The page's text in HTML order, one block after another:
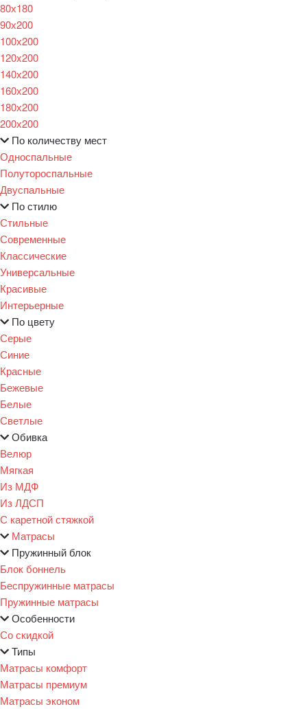
80х180
90х200
100х200
120x200
140х200
160х200
180х200
200х200
По количеству мест
Односпальные
Полутороспальные
Двуспальные
По стилю
Стильные
Современные
Классические
Универсальные
Красивые
Интерьерные
По цвету
Серые
Синие
Красные
Бежевые
Белые
Светлые
Обивка
Велюр
Мягкая
Из МДФ
Из ЛДСП
С каретной стяжкой
Матрасы
Пружинный блок
Блок боннель
Беспружинные матрасы
Пружинные матрасы
Особенности
Со скидкой
Типы
Матрасы комфорт
Матрасы премиум
Матрасы эконом